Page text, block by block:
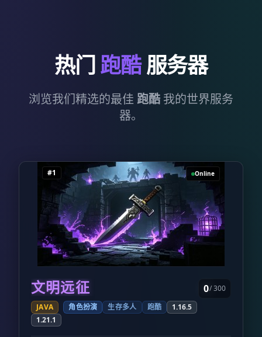
热门跑酷服务器
浏览我们精选的最佳 跑酷 我的世界服务
器。
#1 Online
文明远征
JAVA 角色扮演 生存多人 跑酷
1.16.5
1.21.1
0/ 300